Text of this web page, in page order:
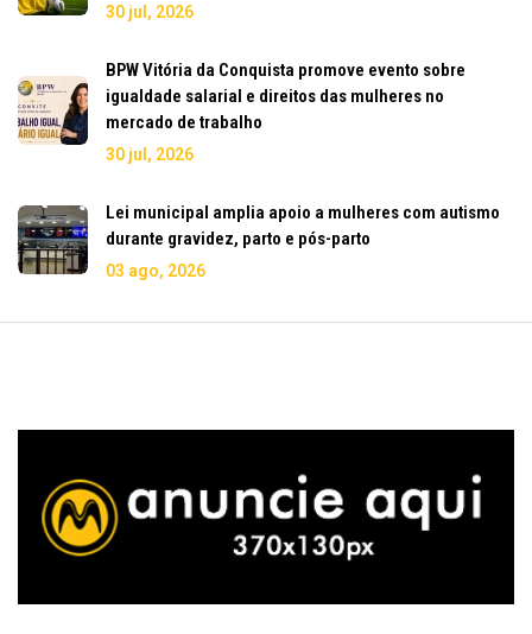
30 jul, 2026
BPW Vitória da Conquista promove evento sobre
igualdade salarial e direitos das mulheres no
mercado de trabalho
30 jul, 2026
Lei municipal amplia apoio a mulheres com autismo
durante gravidez, parto e pós-parto
03 ago, 2026